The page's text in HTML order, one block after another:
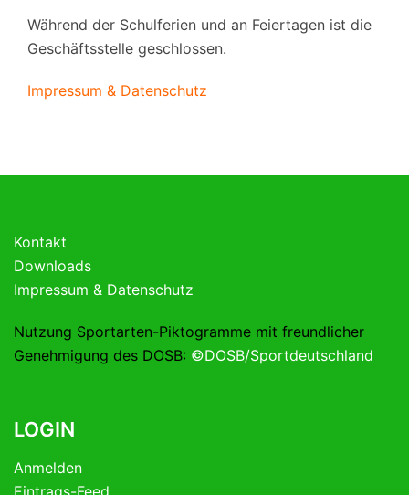
Während der Schulferien und an Feiertagen ist die
Geschäftsstelle geschlossen.
Impressum & Datenschutz
Kontakt
Downloads
Impressum & Datenschutz
Nutzung Sportarten-Piktogramme mit freundlicher
Genehmigung des DOSB: ©DOSB/Sportdeutschland
LOGIN
Anmelden